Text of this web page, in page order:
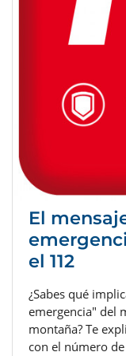
El
el 112
¿Sabes qué
emergencia" del
montaña? Te
con el número